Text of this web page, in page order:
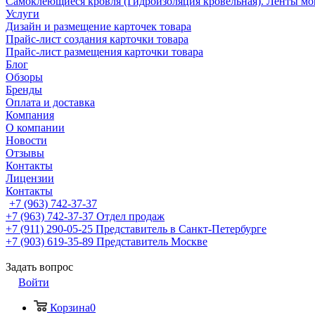
Услуги
Дизайн и размещение карточек товара
Прайс-лист создания карточки товара
Прайс-лист размещения карточки товара
Блог
Обзоры
Бренды
Оплата и доставка
Компания
О компании
Новости
Отзывы
Контакты
Лицензии
Контакты
+7 (963) 742-37-37
+7 (963) 742-37-37 Отдел продаж
+7 (911) 290-05-25 Представитель в Санкт-Петербурге
+7 (903) 619-35-89 Представитель Москве
Задать вопрос
Войти
Корзина0